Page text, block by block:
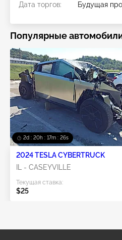
Дата торгов:
Будущая
Популярные
2d : 20h : 17m : 23s
2024 TESLA CYBERTRUCK
IL - CASEYVILLE
Текущая ставка:
$25